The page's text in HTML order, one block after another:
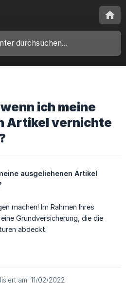
ich meine
Artikel vernichte
ausgeliehenen Artikel
machen! Im Rahmen Ihres
Grundversicherung, die die
abdeckt.
am: 11/02/2022